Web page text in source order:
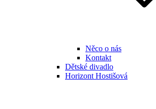
Něco o nás
Kontakt
Dětské divadlo
Horizont Hostišová